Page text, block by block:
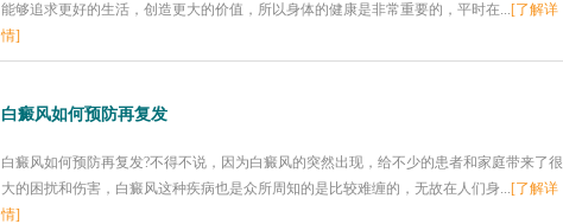
能够追求更好的生活，创造更大的价值，所以身体的健康是非常重要的，平时在...[了解详
情]
白癜风如何预防再复发
白癜风如何预防再复发?不得不说，因为白癜风的突然出现，给不少的患者和家庭带来了很
大的困扰和伤害，白癜风这种疾病也是众所周知的是比较难缠的，无故在人们身...[了解详
情]